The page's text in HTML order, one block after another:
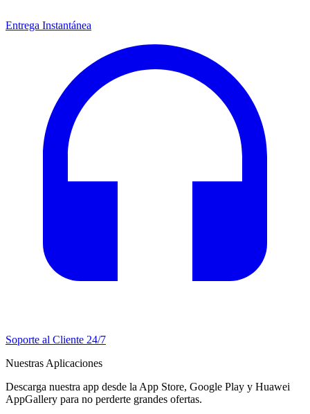
Entrega Instantánea
Soporte al Cliente 24/7
Nuestras Aplicaciones
Descarga nuestra app desde la App Store, Google Play y Huawei
AppGallery para no perderte grandes ofertas.